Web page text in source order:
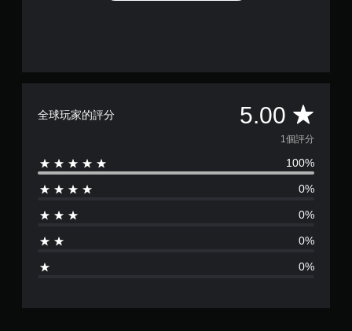
全球玩家的評分 5.00 平
均
評
分
1
星
1個評分
100%
0%
0%
0%
0%